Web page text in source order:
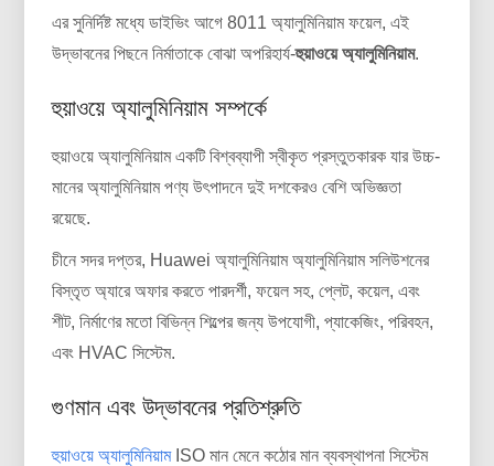
এর সুনির্দিষ্ট মধ্যে ডাইভিং আগে 8011 অ্যালুমিনিয়াম ফয়েল, এই
উদ্ভাবনের পিছনে নির্মাতাকে বোঝা অপরিহার্য-হুয়াওয়ে অ্যালুমিনিয়াম.
হুয়াওয়ে অ্যালুমিনিয়াম সম্পর্কে
হুয়াওয়ে অ্যালুমিনিয়াম একটি বিশ্বব্যাপী স্বীকৃত প্রস্তুতকারক যার উচ্চ-
মানের অ্যালুমিনিয়াম পণ্য উৎপাদনে দুই দশকেরও বেশি অভিজ্ঞতা
রয়েছে.
চীনে সদর দপ্তর, Huawei অ্যালুমিনিয়াম অ্যালুমিনিয়াম সলিউশনের
বিস্তৃত অ্যারে অফার করতে পারদর্শী, ফয়েল সহ, প্লেট, কয়েল, এবং
শীট, নির্মাণের মতো বিভিন্ন শিল্পের জন্য উপযোগী, প্যাকেজিং, পরিবহন,
এবং HVAC সিস্টেম.
গুণমান এবং উদ্ভাবনের প্রতিশ্রুতি
হুয়াওয়ে অ্যালুমিনিয়ামISO মান মেনে কঠোর মান ব্যবস্থাপনা সিস্টেম